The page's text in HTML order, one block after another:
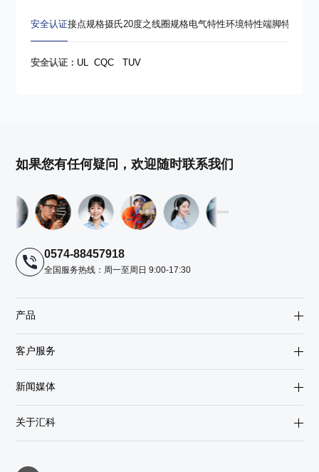
安全认证接点规格摄氏20度之线圈规格电气特性环境特性端脚特性
安全认证： UL CQC TUV
如果您有任何疑问，欢迎随时联系我们
0574-88457918
全国服务热线：周一至周日 9:00-17:30
产品
客户服务
新闻媒体
关于汇科